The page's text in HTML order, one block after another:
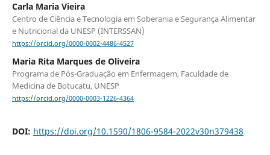
Carla Maria Vieira
Centro de Ciência e Tecnologia em Soberania e Segurança Alimentar
e Nutricional da UNESP (INTERSSAN)
https://orcid.org/0000-0002-4486-4527
Maria Rita Marques de Oliveira
Programa de Pós-Graduação em Enfermagem, Faculdade de
Medicina de Botucatu, UNESP
https://orcid.org/0000-0003-1226-4364
DOI: https://doi.org/10.1590/1806-9584-2022v30n379438